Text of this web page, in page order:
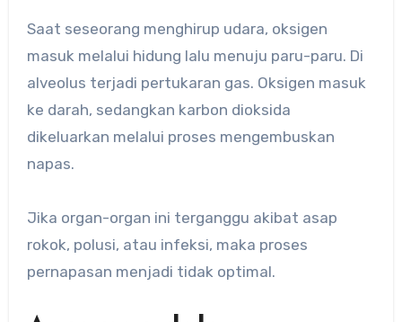
Saat seseorang menghirup udara, oksigen
masuk melalui hidung lalu menuju paru-paru. Di
alveolus terjadi pertukaran gas. Oksigen masuk
ke darah, sedangkan karbon dioksida
dikeluarkan melalui proses mengembuskan
napas.
Jika organ-organ ini terganggu akibat asap
rokok, polusi, atau infeksi, maka proses
pernapasan menjadi tidak optimal.